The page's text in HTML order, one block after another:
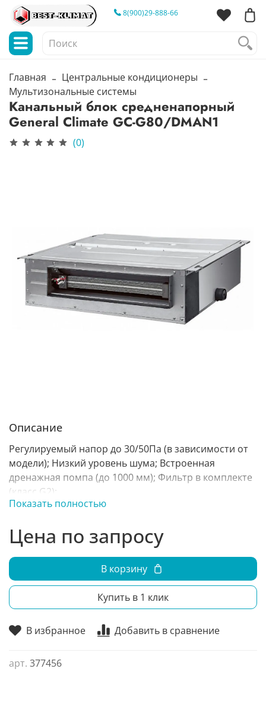
8(900)29-888-66
Главная
Центральные кондиционеры
Мультизональные системы
Канальный блок средненапорный
General Climate GC-G80/DMAN1
(0)
В избранное Добавить в сравнение
арт. 377456
Описание
Регулируемый напор до 30/50Па (в зависимости от
модели); Низкий уровень шума; Встроенная
дренажная помпа (до 1000 мм); Фильтр в комплекте
(класс G2);
Показать полностью
Цена по запросу
В корзину
Купить в 1 клик